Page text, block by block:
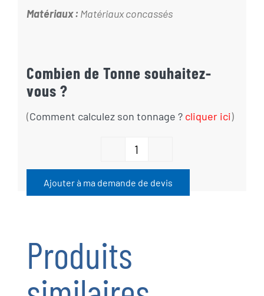
Matériaux : Matériaux concassés
Combien de Tonne souhaitez-
vous ?
(Comment calculez son tonnage ? cliquer ici)
quantité
Gravillon
Ajouter à ma demande de devis
Produits